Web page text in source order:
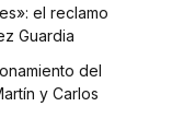
el reclamo
Guardia
del
y Carlos